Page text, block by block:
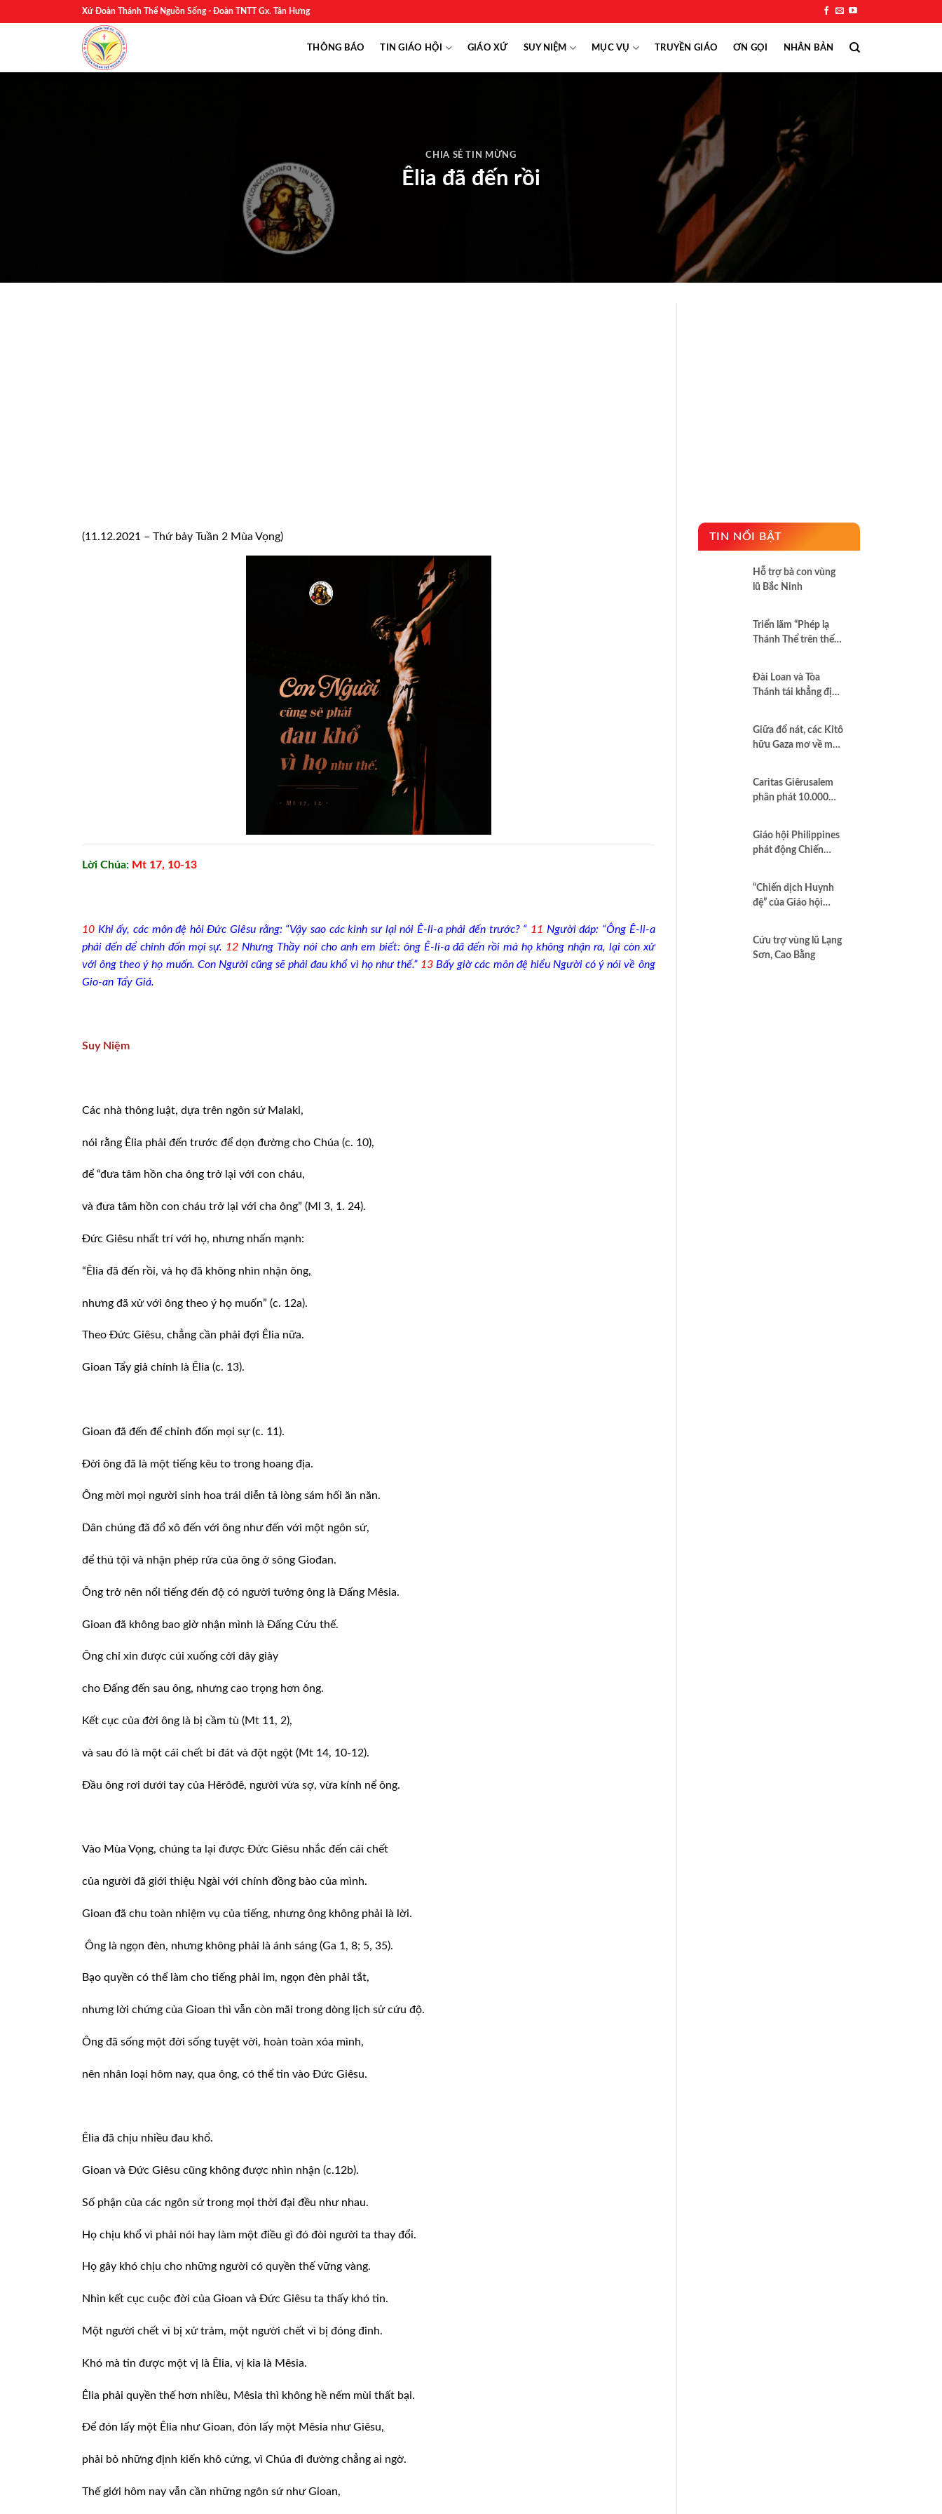
to
Xứ Đoàn Thánh Thể Nguồn Sống - Đoàn TNTT Gx. Tân Hưng
THÔNG BÁO TIN GIÁO HỘI GIÁO XỨ SUY NIỆM MỤC VỤ TRUYỀN GIÁO ƠN GỌI NHÂN BẢN
CHIA SẺ TIN MỪNG
Êlia đã đến rồi
(11.12.2021 – Thứ bảy Tuần 2 Mùa Vọng)
Lời Chúa: Mt 17, 10-13
10 Khi ấy, các môn đệ hỏi Đức Giêsu rằng: “Vậy sao các kinh sư lại nói Ê-li-a phải đến trước? “ 11 Người đáp: “Ông Ê-li-a
phải đến để chỉnh đốn mọi sự. 12 Nhưng Thầy nói cho anh em biết: ông Ê-li-a đã đến rồi mà họ không nhận ra, lại còn xử
với ông theo ý họ muốn. Con Người cũng sẽ phải đau khổ vì họ như thế.” 13 Bấy giờ các môn đệ hiểu Người có ý nói về ông
Gio-an Tẩy Giả.
Suy Niệm
Các nhà thông luật, dựa trên ngôn sứ Malaki,
nói rằng Êlia phải đến trước để dọn đường cho Chúa (c. 10),
để “đưa tâm hồn cha ông trở lại với con cháu,
và đưa tâm hồn con cháu trở lại với cha ông” (Ml 3, 1. 24).
Đức Giêsu nhất trí với họ, nhưng nhấn mạnh:
“Êlia đã đến rồi, và họ đã không nhìn nhận ông,
nhưng đã xử với ông theo ý họ muốn” (c. 12a).
Theo Đức Giêsu, chẳng cần phải đợi Êlia nữa.
Gioan Tẩy giả chính là Êlia (c. 13).
Gioan đã đến để chỉnh đốn mọi sự (c. 11).
Đời ông đã là một tiếng kêu to trong hoang địa.
Ông mời mọi người sinh hoa trái diễn tả lòng sám hối ăn năn.
Dân chúng đã đổ xô đến với ông như đến với một ngôn sứ,
để thú tội và nhận phép rửa của ông ở sông Giođan.
Ông trở nên nổi tiếng đến độ có người tưởng ông là Đấng Mêsia.
Gioan đã không bao giờ nhận mình là Đấng Cứu thế.
Ông chỉ xin được cúi xuống cởi dây giày
cho Đấng đến sau ông, nhưng cao trọng hơn ông.
Kết cục của đời ông là bị cầm tù (Mt 11, 2),
và sau đó là một cái chết bi đát và đột ngột (Mt 14, 10-12).
Đầu ông rơi dưới tay của Hêrôđê, người vừa sợ, vừa kính nể ông.
Vào Mùa Vọng, chúng ta lại được Đức Giêsu nhắc đến cái chết
của người đã giới thiệu Ngài với chính đồng bào của mình.
Gioan đã chu toàn nhiệm vụ của tiếng, nhưng ông không phải là lời.
Ông là ngọn đèn, nhưng không phải là ánh sáng (Ga 1, 8; 5, 35).
Bạo quyền có thể làm cho tiếng phải im, ngọn đèn phải tắt,
nhưng lời chứng của Gioan thì vẫn còn mãi trong dòng lịch sử cứu độ.
Ông đã sống một đời sống tuyệt vời, hoàn toàn xóa mình,
nên nhân loại hôm nay, qua ông, có thể tin vào Đức Giêsu.
Êlia đã chịu nhiều đau khổ.
Gioan và Đức Giêsu cũng không được nhìn nhận (c.12b).
Số phận của các ngôn sứ trong mọi thời đại đều như nhau.
Họ chịu khổ vì phải nói hay làm một điều gì đó đòi người ta thay đổi.
Họ gây khó chịu cho những người có quyền thế vững vàng.
Nhìn kết cục cuộc đời của Gioan và Đức Giêsu ta thấy khó tin.
Một người chết vì bị xử trảm, một người chết vì bị đóng đinh.
Khó mà tin được một vị là Êlia, vị kia là Mêsia.
Êlia phải quyền thế hơn nhiều, Mêsia thì không hề nếm mùi thất bại.
Để đón lấy một Êlia như Gioan, đón lấy một Mêsia như Giêsu,
phải bỏ những định kiến khô cứng, vì Chúa đi đường chẳng ai ngờ.
Thế giới hôm nay vẫn cần những ngôn sứ như Gioan,
TIN NỔI BẬT
Hỗ trợ bà con vùng
lũ Bắc Ninh
Triển lãm “Phép lạ
Thánh Thể trên thế
Đài Loan và Tòa
Thánh tái khẳng định
hòa bình và dân chủ
Giữa đổ nát, các Kitô
hữu Gaza mơ về một
Caritas Giêrusalem
phân phát 10.000
tại Dải Gaza
Giáo hội Philippines
phát động Chiến
chống tham nhũng
và cầu nguyện cho
quốc gia
“Chiến dịch Huynh
đệ” của Giáo hội
cao nhất của Bác ái
Cứu trợ vùng lũ Lạng
Sơn, Cao Bằng